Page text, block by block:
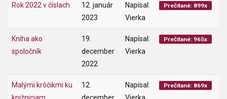
Rok 2022 v číslach
12. január
2023
Napísal:
Vierka
Prečítané: 899x
Kniha ako
spoločník
19.
december
2022
Napísal:
Vierka
Prečítané: 965x
Malými krôčikmi ku
12.
Napísal:
Prečítané: 869x